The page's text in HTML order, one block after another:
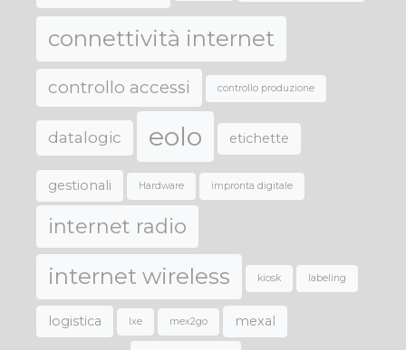
connettività internet
controllo accessi controllo produzione
datalogic eolo etichette
gestionali Hardware impronta digitale
internet radio
internet wireless kiosk labeling
logistica lxe mex2go mexal